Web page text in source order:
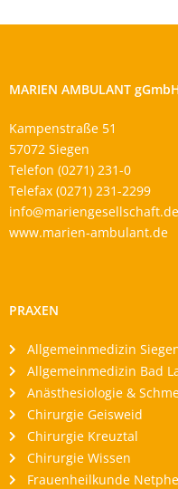
MARIEN AMBULANT
Kampenstraße 51
57072 Siegen
Telefon (0271) 231-0
Telefax (0271) 231-2299
info@mariengesellschaft.de
www.marien-ambulant.de
PRAXEN
Allgemeinmedizin
Allgemeinmedizin Bad
Anästhesiologie &
Chirurgie Geisweid
Chirurgie Kreuztal
Chirurgie Wissen
Frauenheilkunde